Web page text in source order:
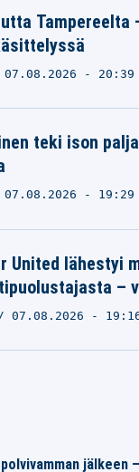
07.08.2026 - 20:39
teki ison
07.08.2026 - 19:29
United lähestyi
–
07.08.2026 -
jälkeen